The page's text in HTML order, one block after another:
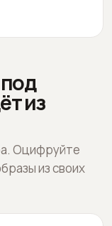
из
Оцифруйте
из своих